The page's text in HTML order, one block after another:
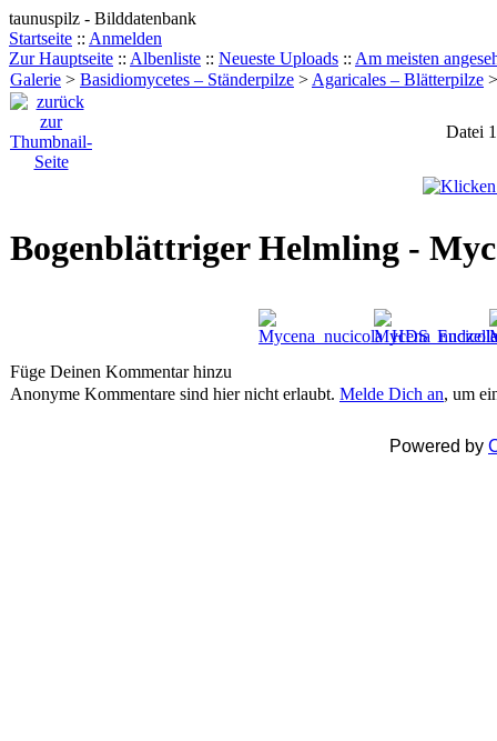
taunuspilz - Bilddatenbank
Startseite :: Anmelden
Zur Hauptseite :: Albenliste :: Neueste Uploads :: Am meisten
Galerie > Basidiomycetes – Ständerpilze > Agaricales – Blätterpilze
Datei
Bogenblättriger Helmling -
Füge Deinen Kommentar hinzu
Anonyme Kommentare sind hier nicht erlaubt. Melde Dich an, um
Powered by